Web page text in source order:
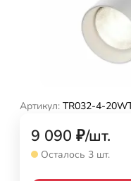
Артикул: TR032-4-
9 090 ₽/шт.
Осталось 3 шт.